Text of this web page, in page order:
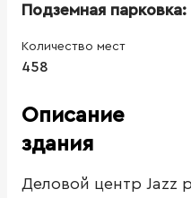
Подземная парковка:
Количество мест
458
Описание
здания
Деловой центр Jazz